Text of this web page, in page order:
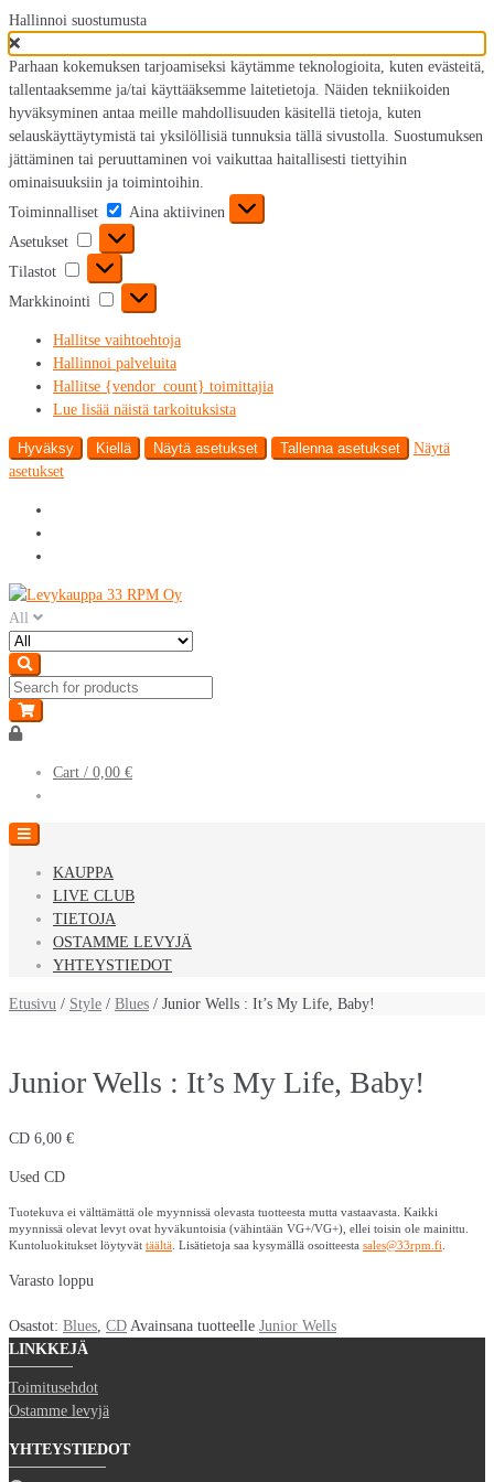
Hallinnoi suostumusta
Parhaan kokemuksen tarjoamiseksi käytämme teknologioita, kuten evästeitä,
tallentaaksemme ja/tai käyttääksemme laitetietoja. Näiden tekniikoiden
hyväksyminen antaa meille mahdollisuuden käsitellä tietoja, kuten
selauskäyttäytymistä tai yksilöllisiä tunnuksia tällä sivustolla. Suostumuksen
jättäminen tai peruuttaminen voi vaikuttaa haitallisesti tiettyihin
ominaisuuksiin ja toimintoihin.
Toiminnalliset
Toiminnalliset
Aina aktiivinen
Asetukset
Asetukset
Tilastot Tilastot
Markkinointi Markkinointi
Hallitse vaihtoehtoja
Hallinnoi palveluita
Hallitse {vendor_count} toimittajia
Lue lisää näistä tarkoituksista
Hyväksy Kiellä Näytä asetukset Tallenna asetukset
Näytä
asetukset
Skip
to
navigation
Skip
to
content
All
Cart / 0,00 €
KAUPPA
LIVE CLUB
TIETOJA
OSTAMME LEVYJÄ
YHTEYSTIEDOT
Etusivu / Style / Blues / Junior Wells : It’s My Life, Baby!
Junior Wells : It’s My Life, Baby!
CD 6,00 €
Used CD
Tuotekuva ei välttämättä ole myynnissä olevasta tuotteesta mutta vastaavasta. Kaikki
myynnissä olevat levyt ovat hyväkuntoisia (vähintään VG+/VG+), ellei toisin ole mainittu.
Kuntoluokitukset löytyvät täältä . Lisätietoja saa kysymällä osoitteesta sales@33rpm.fi
Varasto loppu
Osastot: Blues CD Avainsana tuotteelle Junior Wells
LINKKEJÄ
Toimitusehdot
Ostamme levyjä
YHTEYSTIEDOT